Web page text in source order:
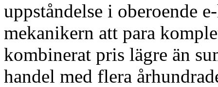
uppståndelse i oberoende
mekanikern att para
kombinerat pris lägre än
handel med flera